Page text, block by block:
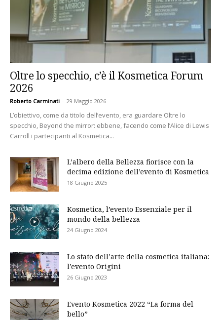
Oltre lo specchio, c’è il Kosmetica Forum
2026
Roberto Carminati - 29 Maggio 2026
L’obiettivo, come da titolo dell’evento, era guardare Oltre lo
specchio, Beyond the mirror: ebbene, facendo come l’Alice di Lewis
Carroll i partecipanti al Kosmetica...
L’albero della Bellezza fiorisce con la
decima edizione dell’evento di Kosmetica
18 Giugno 2025
Kosmetica, l’evento Essenziale per il
mondo della bellezza
24 Giugno 2024
Lo stato dell’arte della cosmetica italiana:
l’evento Origini
26 Giugno 2023
Evento Kosmetica 2022 “La forma del
bello”